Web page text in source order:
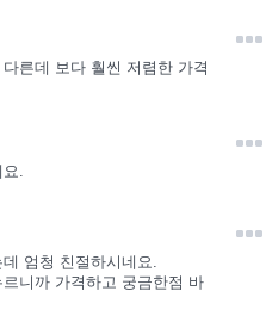
른데 보다 훨씬 저렴한 가격
.
엄청 친절하시네요.
니까 가격하고 궁금한점 바